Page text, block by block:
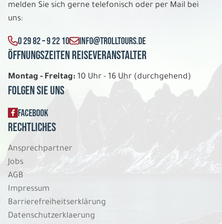
Di. 01.12. - So. 06.12.2026
Schneeabenteuer in Ylläs Lapland Hotel
Äkäshotelli
Apartment 2 Schlafzimmer für 4 Personen
REISE VERBINDLICH ANFRAGEN
6 Tage
Di. 01.12. - So. 06.12.2026
melden Sie sich gerne telefonisch oder per Mail bei
uns:
0 29 82 – 9 22 10 INFO@TROLLTOURS.DE
Öffnungszeiten Reiseveranstalter
Montag - Freitag: 10 Uhr - 16 Uhr (durchgehend)
Folgen Sie uns
FACEBOOK
Rechtliches
Ansprechpartner
Jobs
AGB
Impressum
Barrierefreiheitserklärung
Datenschutzerklaerung